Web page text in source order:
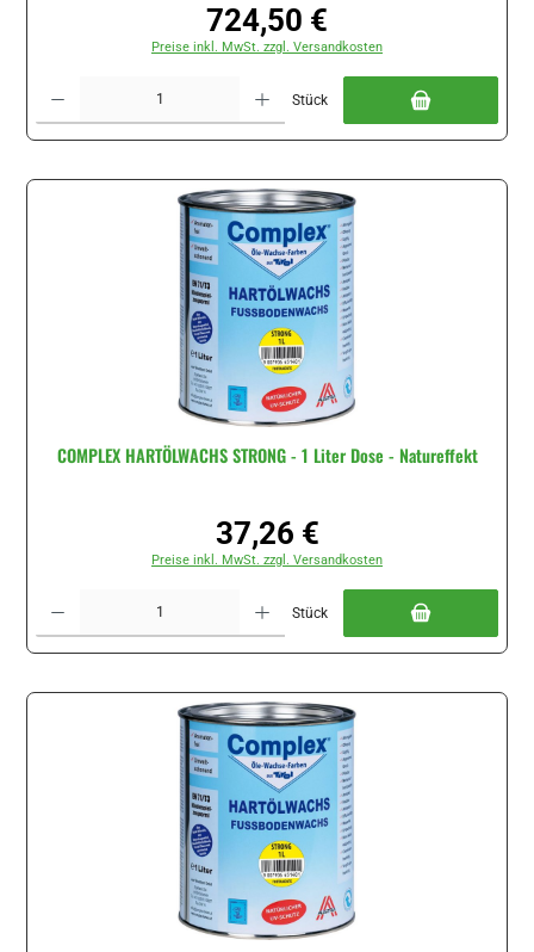
Regulärer Preis:
724,50 €
Preise inkl. MwSt. zzgl. Versandkosten
Stück
COMPLEX HARTÖLWACHS STRONG - 1 Liter Dose - Natureffekt
Regulärer Preis:
37,26 €
Preise inkl. MwSt. zzgl. Versandkosten
Stück